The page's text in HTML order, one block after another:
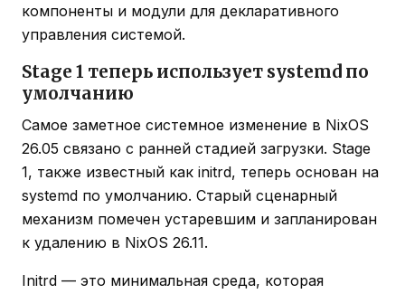
компоненты и модули для декларативного
управления системой.
Stage 1 теперь использует systemd по
умолчанию
Самое заметное системное изменение в NixOS
26.05 связано с ранней стадией загрузки. Stage
1, также известный как initrd, теперь основан на
systemd по умолчанию. Старый сценарный
механизм помечен устаревшим и запланирован
к удалению в NixOS 26.11.
Initrd — это минимальная среда, которая